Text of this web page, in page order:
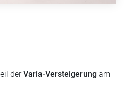
derVaria-Versteigerung am